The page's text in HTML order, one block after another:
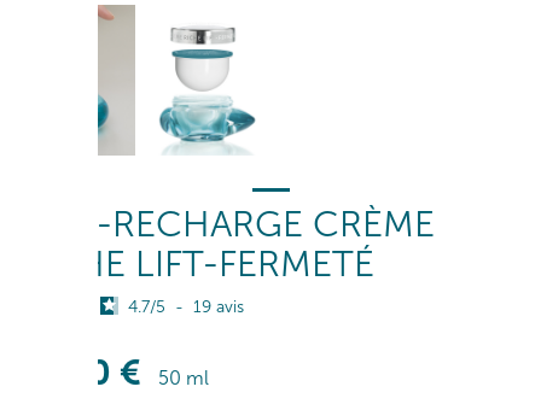
ÉCO-RECHARGE CRÈME
RICHE LIFT-FERMETÉ
4.7/5 - 19 avis
,50 €
50 ml